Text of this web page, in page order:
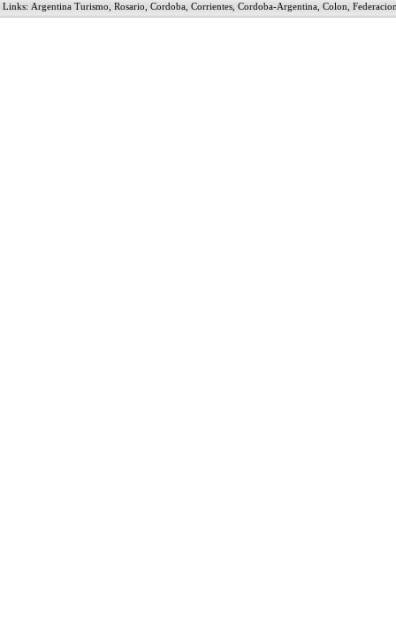
Links: Argentina Turismo Rosario Cordoba Corrientes Cordoba-Argentina Colon